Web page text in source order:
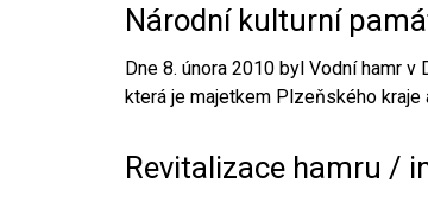
Národní kulturní
Dne 8. února 2010 byl Vodní hamr
která je majetkem Plzeňského
Revitalizace hamru /